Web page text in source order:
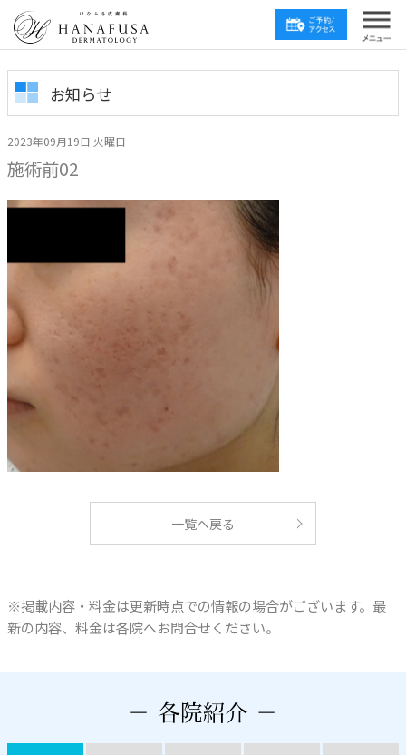
お知らせ
2023年09月19日 火曜日
施術前02
一覧へ戻る
※掲載内容・料金は更新時点での情報の場合がございます。最
新の内容、料金は各院へお問合せください。